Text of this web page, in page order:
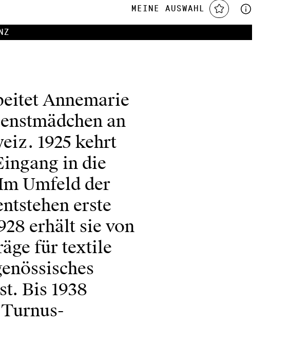
Meine Auswahl
Annemarie
an
1925 kehrt
in die
Umfeld der
erste
erhält sie von
für textile
Bis 1938